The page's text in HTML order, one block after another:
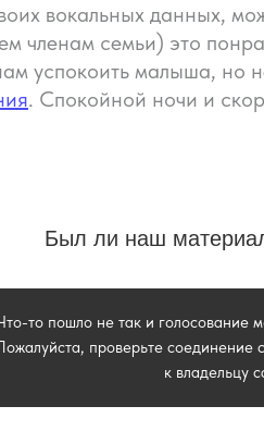
вокальных данных,
членам семьи) это
успокоить малыша, но
. Спокойной ночи и
Был ли наш
то пошло не так и голосование
проверьте соединение
к владельцу
сон
консультацию —